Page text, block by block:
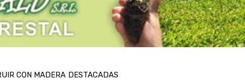
CON MADERA DESTACADAS